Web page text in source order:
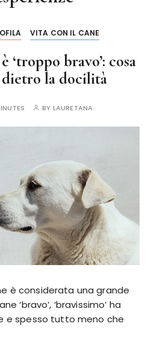
VITA CON IL CANE
‘troppo bravo’: cosa
dietro la docilità
BY LAURETANA
è considerata una grande
‘bravo’, ‘bravissimo’ ha
e spesso tutto meno che